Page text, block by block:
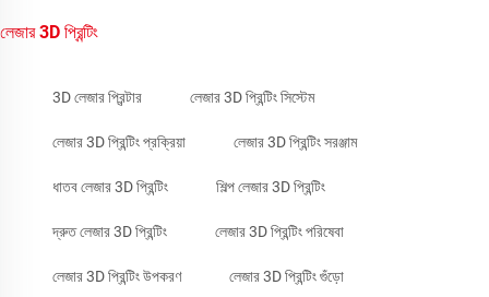
লেজার 3D প্রিন্টিং
3D লেজার প্রিন্টার লেজার 3D প্রিন্টিং সিস্টেম
লেজার 3D প্রিন্টিং প্রক্রিয়া লেজার 3D প্রিন্টিং সরঞ্জাম
ধাতব লেজার 3D প্রিন্টিং শিল্প লেজার 3D প্রিন্টিং
দ্রুত লেজার 3D প্রিন্টিং লেজার 3D প্রিন্টিং পরিষেবা
লেজার 3D প্রিন্টিং উপকরণ লেজার 3D প্রিন্টিং গুঁড়ো